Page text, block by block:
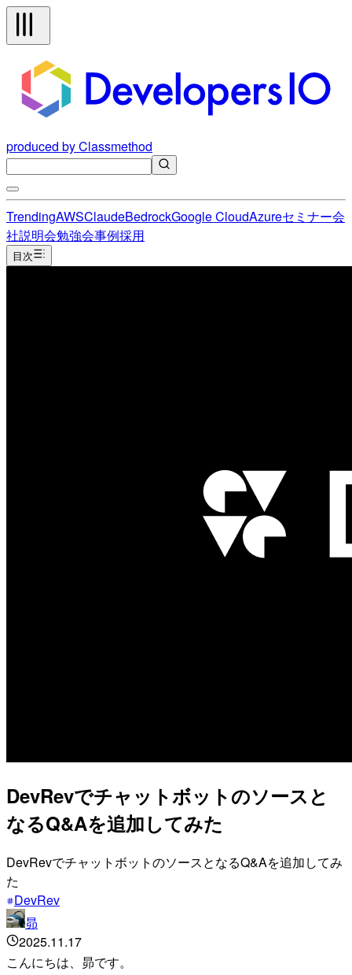
produced by Classmethod
TrendingAWSClaudeBedrockGoogle CloudAzureセミナー会
社説明会勉強会事例採用
目次
DevRevでチャットボットのソースと
なるQ&Aを追加してみた
DevRevでチャットボットのソースとなるQ&Aを追加してみ
た
DevRev
昴
2025.11.17
こんにちは、昴です。